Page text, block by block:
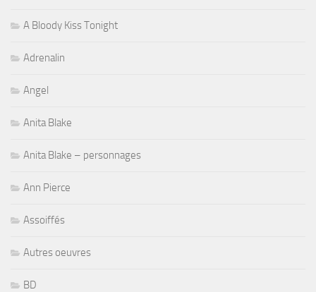
A Bloody Kiss Tonight
Adrenalin
Angel
Anita Blake
Anita Blake – personnages
Ann Pierce
Assoiffés
Autres oeuvres
BD